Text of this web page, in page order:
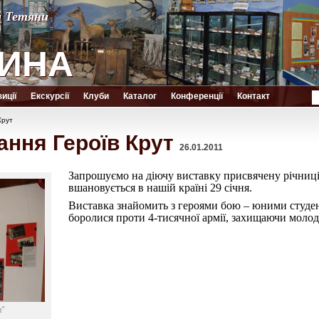
Тетяни
Тетяни
Екскурсії Клуби Каталог Конференції Контакт
Героїв Крут 26.01.2011
Запрошуємо на діючу виставку присвячену
вшановується в нашій країні 29 січня.
Виставка знайомить з героями бою – юними
боролися проти 4-тисячної армії, захищаючи